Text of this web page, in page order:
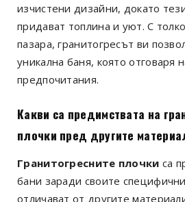
изчистени дизайни, докато
придават топлина и уют. С
пазара, гранитогресът ви
уникална баня, която отговаря
предпочитания.
Какви са предимствата на
плочки пред другите
Гранитогресните плочки са
бани заради своите
отличават от другите